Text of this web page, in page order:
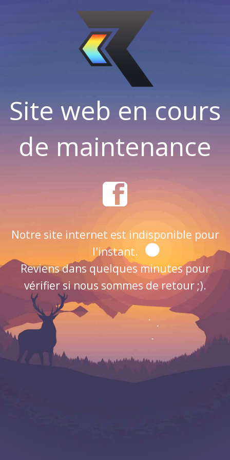
Site web en cours
de maintenance
Notre site internet est indisponible pour
l'instant.
Reviens dans quelques minutes pour
vérifier si nous sommes de retour ;).